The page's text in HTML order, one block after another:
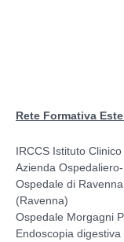
Rete Formativa
IRCCS Istituto
Azienda
Ospedale di
(Ravenna)
Ospedale Morgagni
Endoscopia